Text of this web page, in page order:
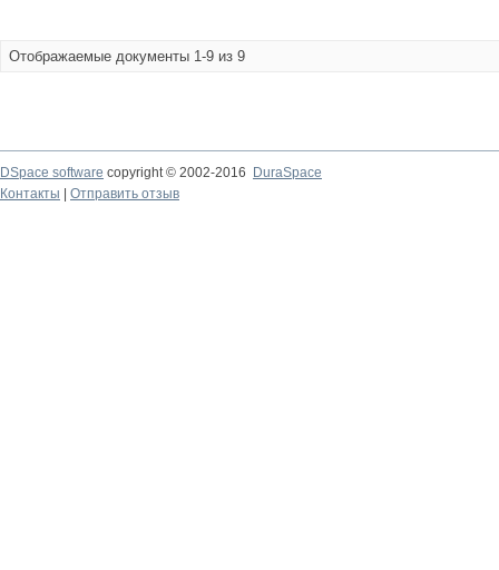
Отображаемые документы 1-9 из 9
DSpace software copyright © 2002-2016
DuraSpace
Контакты
Отправить отзыв